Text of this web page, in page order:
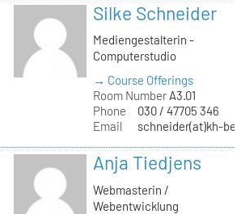
Silke Schneider
Mediengestalterin -
Computerstudio
→ Course Offerings
Room NumberA3.01
Phone
030 / 47705 346
Email
schneider(at)kh-
Anja Tiedjens
Webmasterin /
Webentwicklung